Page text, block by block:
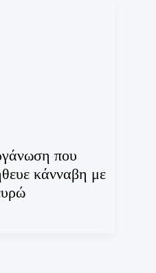
που
κάνναβη με